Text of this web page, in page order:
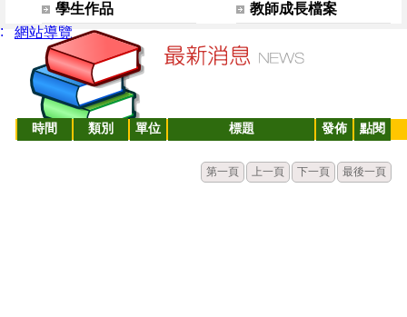
學生作品
教師成長檔案
網站導覽
時間 類別 單位 標題 發佈 點閱
第一頁 上一頁 下一頁 最後一頁